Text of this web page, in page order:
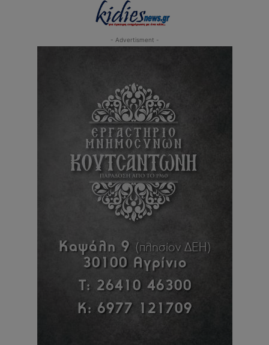
- Advertisment -